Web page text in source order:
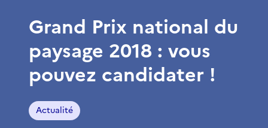
Grand Prix national du
paysage 2018 : vous
pouvez candidater !
Actualité